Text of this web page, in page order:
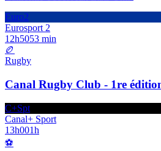
Euro2
Eurosport 2
12h5053 min
🏉
Rugby
Canal Rugby Club - 1re
C+Spt
Canal+ Sport
13h001h
⚽